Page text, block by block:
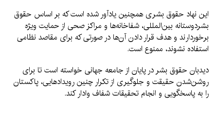
این نهاد حقوق بشری همچنین یادآور شده است که بر اساس حقوق
بشردوستانه بین‌المللی، شفاخانه‌ها و مراکز صحی از حمایت ویژه
برخوردارند و هدف قرار دادن آن‌ها در صورتی که برای مقاصد نظامی
استفاده نشوند، ممنوع است.
دیدبان حقوق بشر در پایان از جامعه جهانی خواسته است تا برای
روشن‌شدن حقیقت و جلوگیری از تکرار چنین رویدادهایی، پاکستان
را به پاسخگویی و انجام تحقیقات شفاف وادار کند.